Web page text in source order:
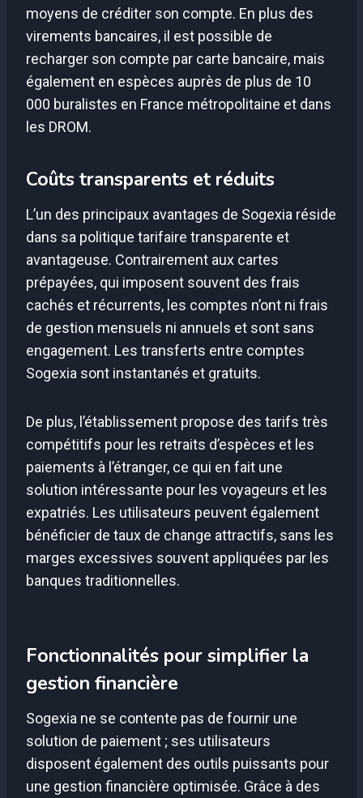
moyens de créditer son compte. En plus des
virements bancaires, il est possible de
recharger son compte par carte bancaire, mais
également en espèces auprès de plus de 10
000 buralistes en France métropolitaine et dans
les DROM.
Coûts transparents et réduits
L’un des principaux avantages de Sogexia réside
dans sa politique tarifaire transparente et
avantageuse. Contrairement aux cartes
prépayées, qui imposent souvent des frais
cachés et récurrents, les comptes n’ont ni frais
de gestion mensuels ni annuels et sont sans
engagement. Les transferts entre comptes
Sogexia sont instantanés et gratuits.
De plus, l’établissement propose des tarifs très
compétitifs pour les retraits d’espèces et les
paiements à l’étranger, ce qui en fait une
solution intéressante pour les voyageurs et les
expatriés. Les utilisateurs peuvent également
bénéficier de taux de change attractifs, sans les
marges excessives souvent appliquées par les
banques traditionnelles.
Fonctionnalités pour simplifier la
gestion financière
Sogexia ne se contente pas de fournir une
solution de paiement ; ses utilisateurs
disposent également des outils puissants pour
une gestion financière optimisée. Grâce à des